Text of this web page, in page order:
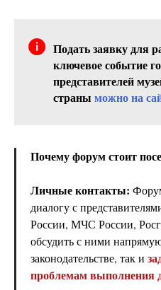
Подать заявку для
ключевое событие
представителей
страны можно на
Почему форум стоит
Личные контакты:
диалогу с
России, МЧС России,
обсудить с ними
законодательстве, так и
проблемам выполнения